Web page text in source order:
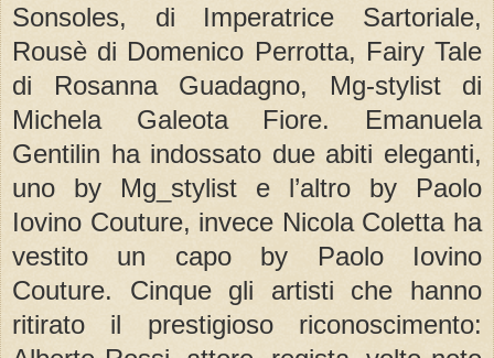
Sonsoles, di Imperatrice Sartoriale,
Rousè di Domenico Perrotta, Fairy Tale
di​ Rosanna Guadagno, Mg-stylist di
Michela Galeota Fiore. Emanuela
Gentilin ha indossato due abiti eleganti,
uno by Mg_stylist e l’altro by Paolo
Iovino Couture, invece Nicola Coletta ha
vestito un capo by Paolo Iovino
Couture. Cinque gli artisti che hanno
ritirato il prestigioso riconoscimento: